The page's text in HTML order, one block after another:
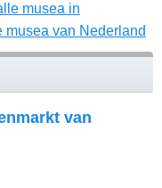
musea in
musea van Nederland
van